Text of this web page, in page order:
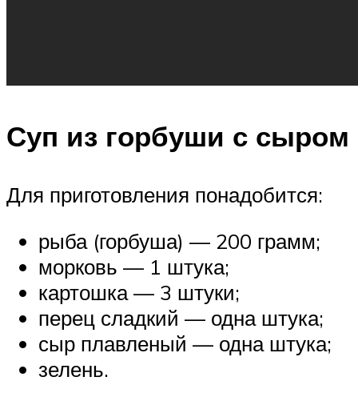
Суп из горбуши с сыром
Для приготовления понадобится:
рыба (горбуша) — 200 грамм;
морковь — 1 штука;
картошка — 3 штуки;
перец сладкий — одна штука;
сыр плавленый — одна штука;
зелень.